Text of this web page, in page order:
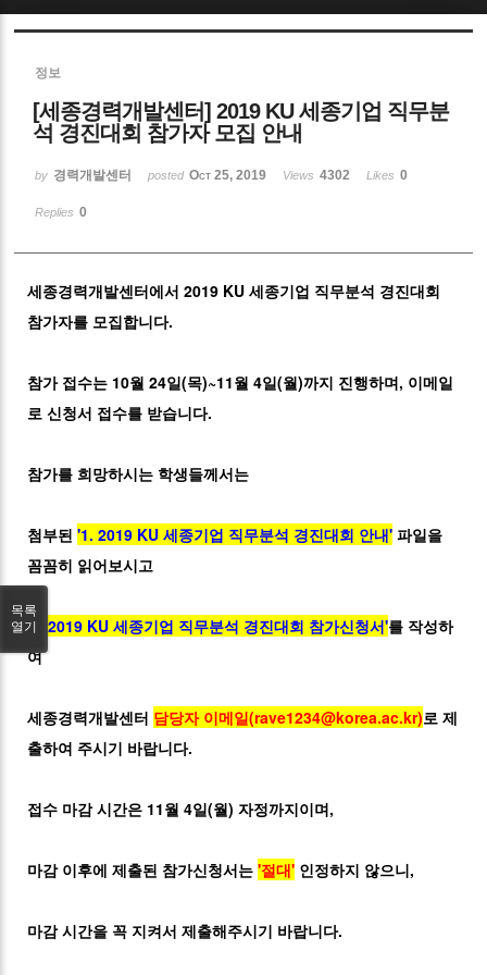
정보
[세종경력개발센터] 2019 KU 세종기업 직무분
석 경진대회 참가자 모집 안내
by 경력개발센터 posted Oct 25, 2019 Views 4302 Likes 0
Replies 0
세종경력개발센터에서 2019 KU 세종기업 직무분석 경진대회
참가자를 모집합니다.
참가 접수는 10월 24일(목)~11월 4일(월)까지 진행하며, 이메일
로 신청서 접수를 받습니다.
참가를 희망하시는 학생들께서는
첨부된'1. 2019 KU 세종기업 직무분석 경진대회 안내' 파일을
꼼꼼히 읽어보시고
'2. 2019 KU 세종기업 직무분석 경진대회 참가신청서'를 작성하
여
세종경력개발센터 담당자 이메일(rave1234@korea.ac.kr)로 제
출하여 주시기 바랍니다.
접수 마감 시간은 11월 4일(월) 자정까지이며,
마감 이후에 제출된 참가신청서는'절대' 인정하지 않으니,
마감 시간을 꼭 지켜서 제출해주시기 바랍니다.
목록
열기
Sketchbook5, 스케치북5
Sketchbook5, 스케치북5